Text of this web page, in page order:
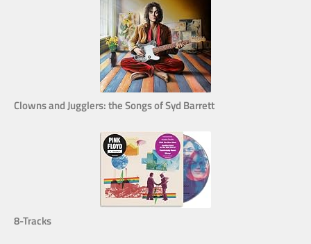
Clowns and Jugglers: the Songs of Syd Barrett
8-Tracks